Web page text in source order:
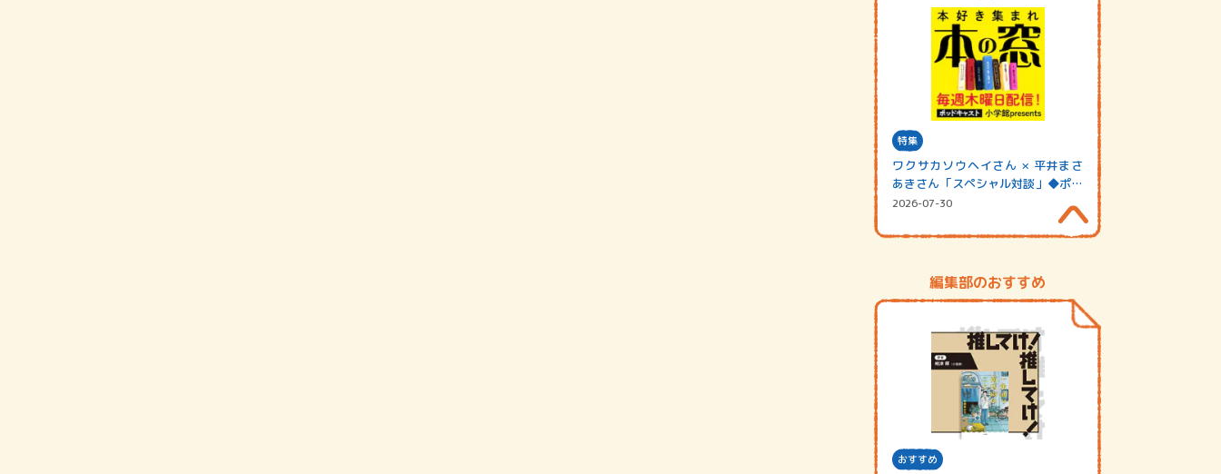
特集
ワクサカソウヘイさん × 平井まさ
あきさん「スペシャル対談」◆ポッ
ドキャスト…
2026-07-30
編集部のおすすめ
おすすめ